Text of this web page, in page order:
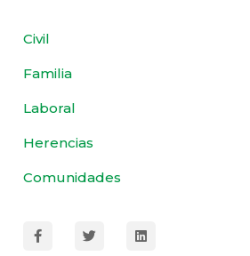
Civil
Familia
Laboral
Herencias
Comunidades